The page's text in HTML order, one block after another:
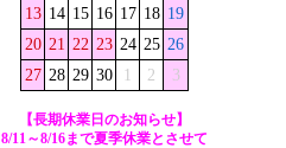
13 14 15 16 17 18 19
20 21 22 23 24 25 26
27 28 29 30 1 2 3
【長期休業日のお知らせ】
8/11～8/16まで夏季休業とさせて